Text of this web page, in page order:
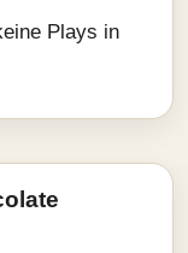
Plays in